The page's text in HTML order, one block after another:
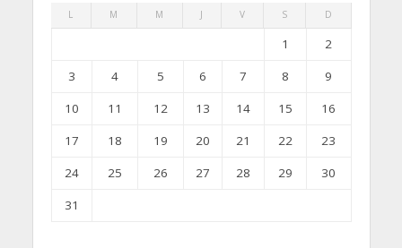
L M M J V S D
1
2
3
4 5 6 7 8
9
10
11 12 13 14 15
16
17
18 19 20 21 22
23
24
25 26 27 28 29
30
31